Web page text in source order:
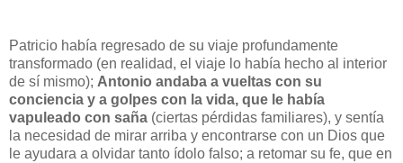
Patricio había regresado de su viaje profundamente
transformado (en realidad, el viaje lo había hecho al interior
de sí mismo); Antonio andaba a vueltas con su
conciencia y a golpes con la vida, que le había
vapuleado con saña (ciertas pérdidas familiares), y sentía
la necesidad de mirar arriba y encontrarse con un Dios que
le ayudara a olvidar tanto ídolo falso; a retomar su fe, que en